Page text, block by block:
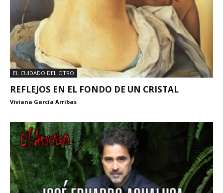
EL CUIDADO DEL OTRO
REFLEJOS EN EL FONDO DE UN CRISTAL
Viviana García Arribas